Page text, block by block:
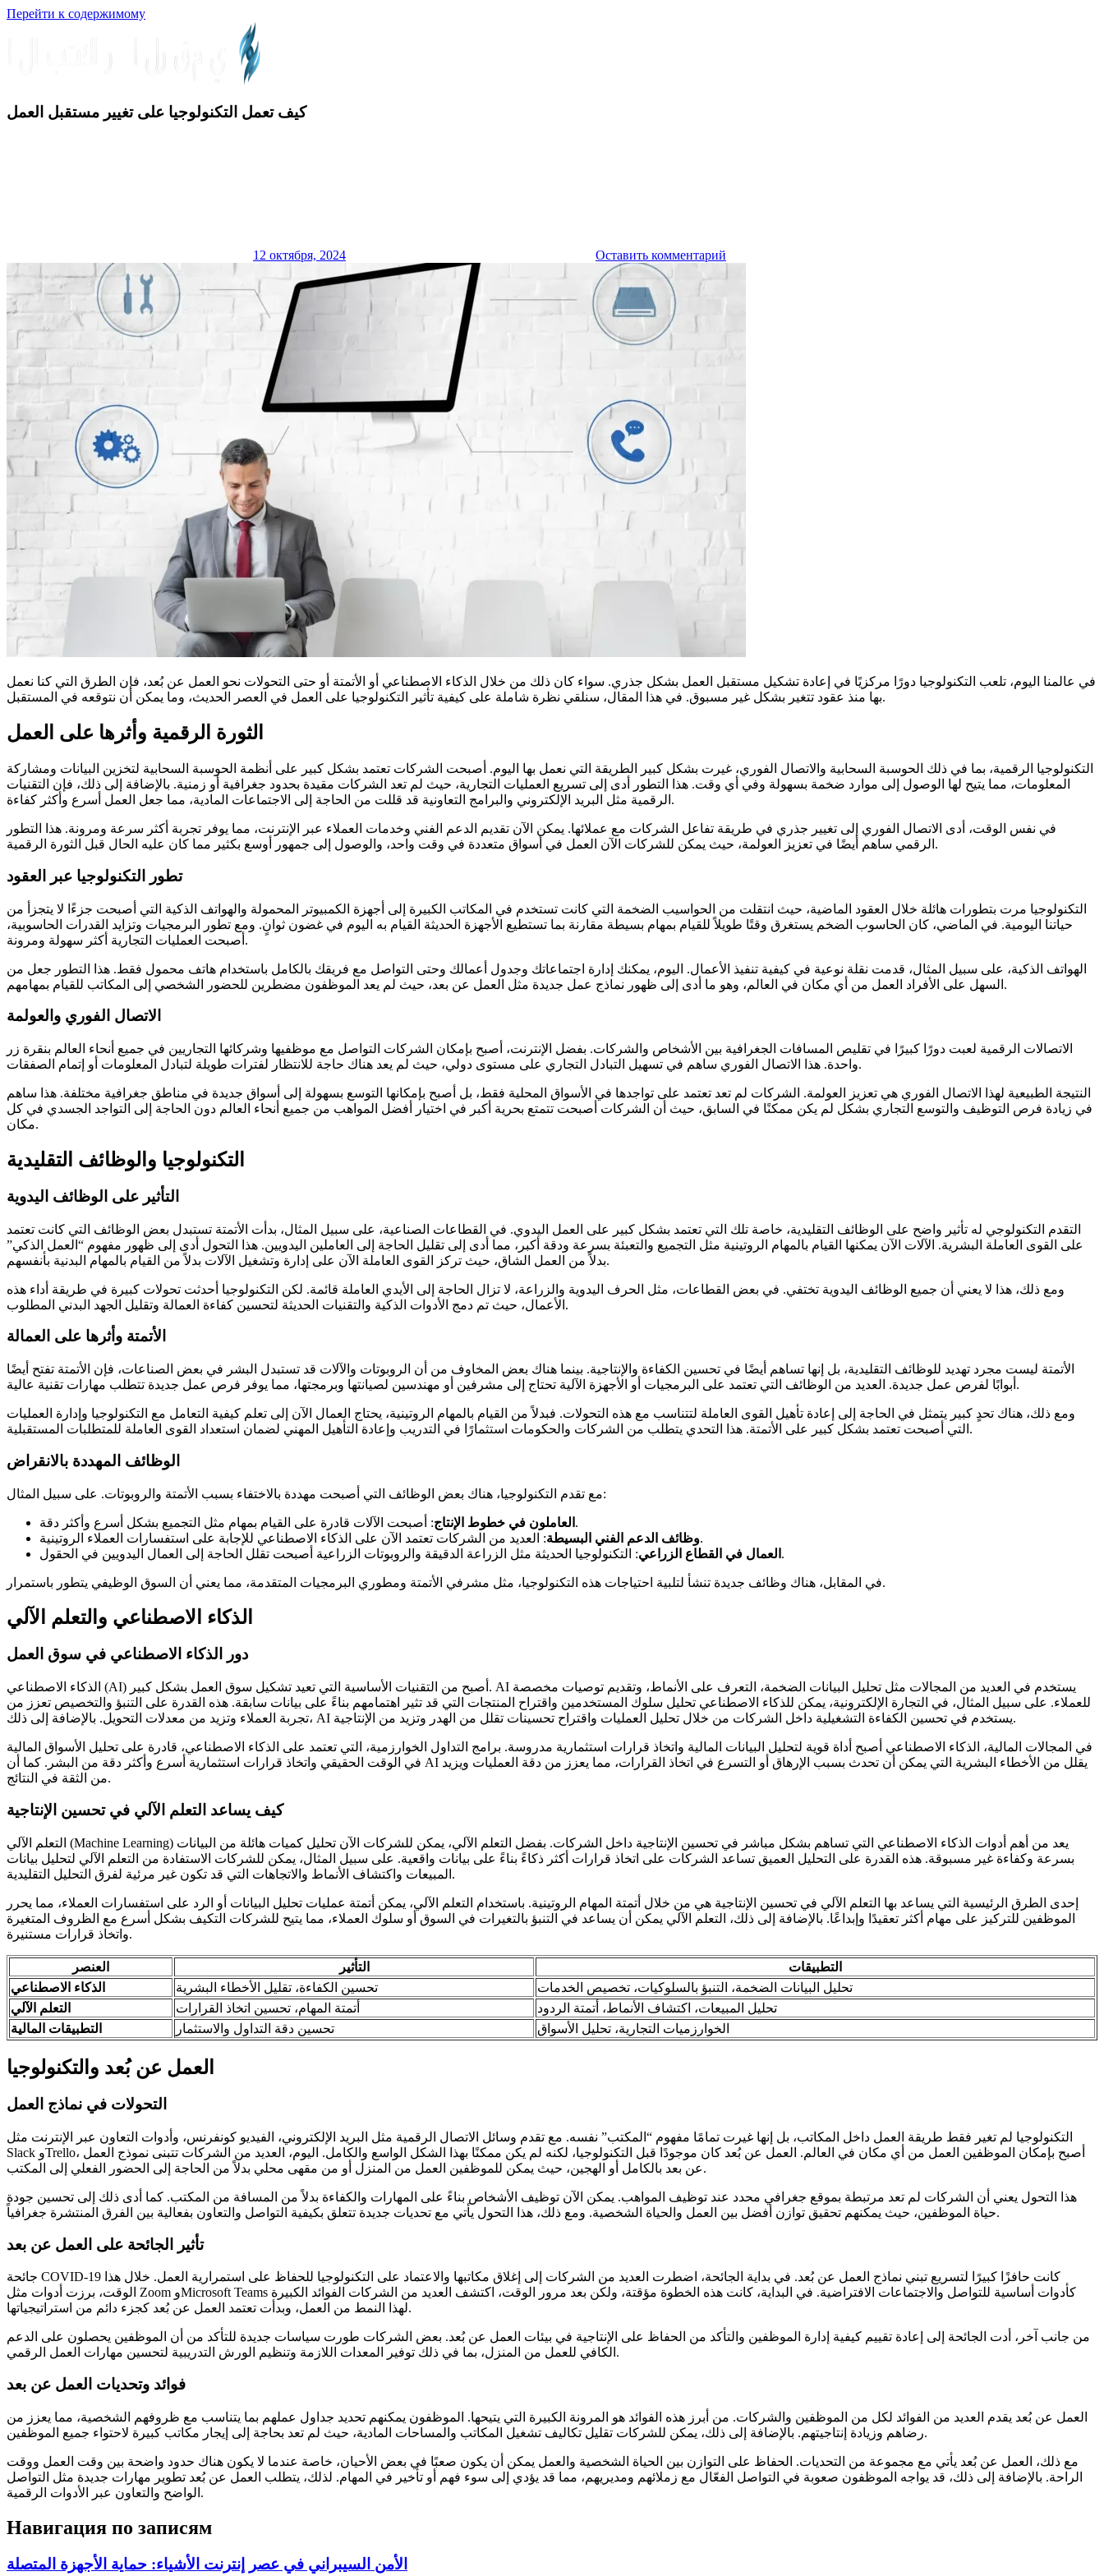
Перейти к содержимому
الابتكار
الرقمي
كيف تعمل التكنولوجيا على تغيير مستقبل العمل
12 октября, 2024 Оставить комментарий
في عالمنا اليوم، تلعب التكنولوجيا دورًا مركزيًا في إعادة تشكيل مستقبل العمل بشكل جذري. سواء كان ذلك من خلال الذكاء الاصطناعي أو الأتمتة أو حتى التحولات نحو العمل عن بُعد، فإن الطرق التي كنا نعمل
بها منذ عقود تتغير بشكل غير مسبوق. في هذا المقال، سنلقي نظرة شاملة على كيفية تأثير التكنولوجيا على العمل في العصر الحديث، وما يمكن أن نتوقعه في المستقبل.
الثورة الرقمية وأثرها على العمل
التكنولوجيا الرقمية، بما في ذلك الحوسبة السحابية والاتصال الفوري، غيرت بشكل كبير الطريقة التي نعمل بها اليوم. أصبحت الشركات تعتمد بشكل كبير على أنظمة الحوسبة السحابية لتخزين البيانات ومشاركة
المعلومات، مما يتيح لها الوصول إلى موارد ضخمة بسهولة وفي أي وقت. هذا التطور أدى إلى تسريع العمليات التجارية، حيث لم تعد الشركات مقيدة بحدود جغرافية أو زمنية. بالإضافة إلى ذلك، فإن التقنيات
الرقمية مثل البريد الإلكتروني والبرامج التعاونية قد قللت من الحاجة إلى الاجتماعات المادية، مما جعل العمل أسرع وأكثر كفاءة.
في نفس الوقت، أدى الاتصال الفوري إلى تغيير جذري في طريقة تفاعل الشركات مع عملائها. يمكن الآن تقديم الدعم الفني وخدمات العملاء عبر الإنترنت، مما يوفر تجربة أكثر سرعة ومرونة. هذا التطور
الرقمي ساهم أيضًا في تعزيز العولمة، حيث يمكن للشركات الآن العمل في أسواق متعددة في وقت واحد، والوصول إلى جمهور أوسع بكثير مما كان عليه الحال قبل الثورة الرقمية.
تطور التكنولوجيا عبر العقود
التكنولوجيا مرت بتطورات هائلة خلال العقود الماضية، حيث انتقلت من الحواسيب الضخمة التي كانت تستخدم في المكاتب الكبيرة إلى أجهزة الكمبيوتر المحمولة والهواتف الذكية التي أصبحت جزءًا لا يتجزأ من
حياتنا اليومية. في الماضي، كان الحاسوب الضخم يستغرق وقتًا طويلاً للقيام بمهام بسيطة مقارنة بما تستطيع الأجهزة الحديثة القيام به اليوم في غضون ثوانٍ. ومع تطور البرمجيات وتزايد القدرات الحاسوبية،
أصبحت العمليات التجارية أكثر سهولة ومرونة.
الهواتف الذكية، على سبيل المثال، قدمت نقلة نوعية في كيفية تنفيذ الأعمال. اليوم، يمكنك إدارة اجتماعاتك وجدول أعمالك وحتى التواصل مع فريقك بالكامل باستخدام هاتف محمول فقط. هذا التطور جعل من
السهل على الأفراد العمل من أي مكان في العالم، وهو ما أدى إلى ظهور نماذج عمل جديدة مثل العمل عن بعد، حيث لم يعد الموظفون مضطرين للحضور الشخصي إلى المكاتب للقيام بمهامهم.
الاتصال الفوري والعولمة
الاتصالات الرقمية لعبت دورًا كبيرًا في تقليص المسافات الجغرافية بين الأشخاص والشركات. بفضل الإنترنت، أصبح بإمكان الشركات التواصل مع موظفيها وشركائها التجاريين في جميع أنحاء العالم بنقرة زر
واحدة. هذا الاتصال الفوري ساهم في تسهيل التبادل التجاري على مستوى دولي، حيث لم يعد هناك حاجة للانتظار لفترات طويلة لتبادل المعلومات أو إتمام الصفقات.
النتيجة الطبيعية لهذا الاتصال الفوري هي تعزيز العولمة. الشركات لم تعد تعتمد على تواجدها في الأسواق المحلية فقط، بل أصبح بإمكانها التوسع بسهولة إلى أسواق جديدة في مناطق جغرافية مختلفة. هذا ساهم
في زيادة فرص التوظيف والتوسع التجاري بشكل لم يكن ممكنًا في السابق، حيث أن الشركات أصبحت تتمتع بحرية أكبر في اختيار أفضل المواهب من جميع أنحاء العالم دون الحاجة إلى التواجد الجسدي في كل
مكان.
التكنولوجيا والوظائف التقليدية
التأثير على الوظائف اليدوية
التقدم التكنولوجي له تأثير واضح على الوظائف التقليدية، خاصة تلك التي تعتمد بشكل كبير على العمل اليدوي. في القطاعات الصناعية، على سبيل المثال، بدأت الأتمتة تستبدل بعض الوظائف التي كانت تعتمد
على القوى العاملة البشرية. الآلات الآن يمكنها القيام بالمهام الروتينية مثل التجميع والتعبئة بسرعة ودقة أكبر، مما أدى إلى تقليل الحاجة إلى العاملين اليدويين. هذا التحول أدى إلى ظهور مفهوم “العمل الذكي”
بدلاً من العمل الشاق، حيث تركز القوى العاملة الآن على إدارة وتشغيل الآلات بدلاً من القيام بالمهام البدنية بأنفسهم.
ومع ذلك، هذا لا يعني أن جميع الوظائف اليدوية تختفي. في بعض القطاعات، مثل الحرف اليدوية والزراعة، لا تزال الحاجة إلى الأيدي العاملة قائمة. لكن التكنولوجيا أحدثت تحولات كبيرة في طريقة أداء هذه
الأعمال، حيث تم دمج الأدوات الذكية والتقنيات الحديثة لتحسين كفاءة العمالة وتقليل الجهد البدني المطلوب.
الأتمتة وأثرها على العمالة
الأتمتة ليست مجرد تهديد للوظائف التقليدية، بل إنها تساهم أيضًا في تحسين الكفاءة والإنتاجية. بينما هناك بعض المخاوف من أن الروبوتات والآلات قد تستبدل البشر في بعض الصناعات، فإن الأتمتة تفتح أيضًا
أبوابًا لفرص عمل جديدة. العديد من الوظائف التي تعتمد على البرمجيات أو الأجهزة الآلية تحتاج إلى مشرفين أو مهندسين لصيانتها وبرمجتها، مما يوفر فرص عمل جديدة تتطلب مهارات تقنية عالية.
ومع ذلك، هناك تحدٍ كبير يتمثل في الحاجة إلى إعادة تأهيل القوى العاملة لتتناسب مع هذه التحولات. فبدلاً من القيام بالمهام الروتينية، يحتاج العمال الآن إلى تعلم كيفية التعامل مع التكنولوجيا وإدارة العمليات
التي أصبحت تعتمد بشكل كبير على الأتمتة. هذا التحدي يتطلب من الشركات والحكومات استثمارًا في التدريب وإعادة التأهيل المهني لضمان استعداد القوى العاملة للمتطلبات المستقبلية.
الوظائف المهددة بالانقراض
مع تقدم التكنولوجيا، هناك بعض الوظائف التي أصبحت مهددة بالاختفاء بسبب الأتمتة والروبوتات. على سبيل المثال:
العاملون في خطوط الإنتاج : أصبحت الآلات قادرة على القيام بمهام مثل التجميع بشكل أسرع وأكثر دقة.
وظائف الدعم الفني البسيطة: العديد من الشركات تعتمد الآن على الذكاء الاصطناعي للإجابة على استفسارات العملاء الروتينية.
العمال في القطاع الزراعي : التكنولوجيا الحديثة مثل الزراعة الدقيقة والروبوتات الزراعية أصبحت تقلل الحاجة إلى العمال اليدويين في الحقول.
في المقابل، هناك وظائف جديدة تنشأ لتلبية احتياجات هذه التكنولوجيا، مثل مشرفي الأتمتة ومطوري البرمجيات المتقدمة، مما يعني أن السوق الوظيفي يتطور باستمرار.
الذكاء الاصطناعي والتعلم الآلي
دور الذكاء الاصطناعي في سوق العمل
الذكاء الاصطناعي (AI) أصبح من التقنيات الأساسية التي تعيد تشكيل سوق العمل بشكل كبير. AI يستخدم في العديد من المجالات مثل تحليل البيانات الضخمة، التعرف على الأنماط، وتقديم توصيات مخصصة
للعملاء. على سبيل المثال، في التجارة الإلكترونية، يمكن للذكاء الاصطناعي تحليل سلوك المستخدمين واقتراح المنتجات التي قد تثير اهتمامهم بناءً على بيانات سابقة. هذه القدرة على التنبؤ والتخصيص تعزز من
تجربة العملاء وتزيد من معدلات التحويل. بالإضافة إلى ذلك، AI يستخدم في تحسين الكفاءة التشغيلية داخل الشركات من خلال تحليل العمليات واقتراح تحسينات تقلل من الهدر وتزيد من الإنتاجية.
في المجالات المالية، الذكاء الاصطناعي أصبح أداة قوية لتحليل البيانات المالية واتخاذ قرارات استثمارية مدروسة. برامج التداول الخوارزمية، التي تعتمد على الذكاء الاصطناعي، قادرة على تحليل الأسواق المالية
في الوقت الحقيقي واتخاذ قرارات استثمارية أسرع وأكثر دقة من البشر. كما أن AI يقلل من الأخطاء البشرية التي يمكن أن تحدث بسبب الإرهاق أو التسرع في اتخاذ القرارات، مما يعزز من دقة العمليات ويزيد
من الثقة في النتائج.
كيف يساعد التعلم الآلي في تحسين الإنتاجية
التعلم الآلي (Machine Learning) يعد من أهم أدوات الذكاء الاصطناعي التي تساهم بشكل مباشر في تحسين الإنتاجية داخل الشركات. بفضل التعلم الآلي، يمكن للشركات الآن تحليل كميات هائلة من البيانات
بسرعة وكفاءة غير مسبوقة. هذه القدرة على التحليل العميق تساعد الشركات على اتخاذ قرارات أكثر ذكاءً بناءً على بيانات واقعية. على سبيل المثال، يمكن للشركات الاستفادة من التعلم الآلي لتحليل بيانات
المبيعات واكتشاف الأنماط والاتجاهات التي قد تكون غير مرئية لفرق التحليل التقليدية.
إحدى الطرق الرئيسية التي يساعد بها التعلم الآلي في تحسين الإنتاجية هي من خلال أتمتة المهام الروتينية. باستخدام التعلم الآلي، يمكن أتمتة عمليات تحليل البيانات أو الرد على استفسارات العملاء، مما يحرر
الموظفين للتركيز على مهام أكثر تعقيدًا وإبداعًا. بالإضافة إلى ذلك، التعلم الآلي يمكن أن يساعد في التنبؤ بالتغيرات في السوق أو سلوك العملاء، مما يتيح للشركات التكيف بشكل أسرع مع الظروف المتغيرة
واتخاذ قرارات مستنيرة.
العنصر التأثير
التطبيقات
الذكاء الاصطناعي
تحسين الكفاءة، تقليل الأخطاء البشرية
تحليل البيانات الضخمة، التنبؤ بالسلوكيات، تخصيص الخدمات
التعلم الآلي
أتمتة المهام، تحسين اتخاذ القرارات
تحليل المبيعات، اكتشاف الأنماط، أتمتة الردود
التطبيقات المالية
تحسين دقة التداول والاستثمار الخوارزميات التجارية، تحليل الأسواق
العمل عن بُعد والتكنولوجيا
التحولات في نماذج العمل
التكنولوجيا لم تغير فقط طريقة العمل داخل المكاتب، بل إنها غيرت تمامًا مفهوم “المكتب” نفسه. مع تقدم وسائل الاتصال الرقمية مثل البريد الإلكتروني، الفيديو كونفرنس، وأدوات التعاون عبر الإنترنت مثل
Slack وTrello، أصبح بإمكان الموظفين العمل من أي مكان في العالم. العمل عن بُعد كان موجودًا قبل التكنولوجيا، لكنه لم يكن ممكنًا بهذا الشكل الواسع والكامل. اليوم، العديد من الشركات تتبنى نموذج العمل
عن بعد بالكامل أو الهجين، حيث يمكن للموظفين العمل من المنزل أو من مقهى محلي بدلاً من الحاجة إلى الحضور الفعلي إلى المكتب.
هذا التحول يعني أن الشركات لم تعد مرتبطة بموقع جغرافي محدد عند توظيف المواهب. يمكن الآن توظيف الأشخاص بناءً على المهارات والكفاءة بدلاً من المسافة من المكتب. كما أدى ذلك إلى تحسين جودة
حياة الموظفين، حيث يمكنهم تحقيق توازن أفضل بين العمل والحياة الشخصية. ومع ذلك، هذا التحول يأتي مع تحديات جديدة تتعلق بكيفية التواصل والتعاون بفعالية بين الفرق المنتشرة جغرافياً.
تأثير الجائحة على العمل عن بعد
جائحة COVID-19 كانت حافزًا كبيرًا لتسريع تبني نماذج العمل عن بُعد. في بداية الجائحة، اضطرت العديد من الشركات إلى إغلاق مكاتبها والاعتماد على التكنولوجيا للحفاظ على استمرارية العمل. خلال هذا
الوقت، برزت أدوات مثل Zoom وMicrosoft Teams كأدوات أساسية للتواصل والاجتماعات الافتراضية. في البداية، كانت هذه الخطوة مؤقتة، ولكن بعد مرور الوقت، اكتشف العديد من الشركات الفوائد الكبيرة
لهذا النمط من العمل، وبدأت تعتمد العمل عن بُعد كجزء دائم من استراتيجياتها.
من جانب آخر، أدت الجائحة إلى إعادة تقييم كيفية إدارة الموظفين والتأكد من الحفاظ على الإنتاجية في بيئات العمل عن بُعد. بعض الشركات طورت سياسات جديدة للتأكد من أن الموظفين يحصلون على الدعم
الكافي للعمل من المنزل، بما في ذلك توفير المعدات اللازمة وتنظيم الورش التدريبية لتحسين مهارات العمل الرقمي.
فوائد وتحديات العمل عن بعد
العمل عن بُعد يقدم العديد من الفوائد لكل من الموظفين والشركات. من أبرز هذه الفوائد هو المرونة الكبيرة التي يتيحها. الموظفون يمكنهم تحديد جداول عملهم بما يتناسب مع ظروفهم الشخصية، مما يعزز من
رضاهم وزيادة إنتاجيتهم. بالإضافة إلى ذلك، يمكن للشركات تقليل تكاليف تشغيل المكاتب والمساحات المادية، حيث لم تعد بحاجة إلى إيجار مكاتب كبيرة لاحتواء جميع الموظفين.
مع ذلك، العمل عن بُعد يأتي مع مجموعة من التحديات. الحفاظ على التوازن بين الحياة الشخصية والعمل يمكن أن يكون صعبًا في بعض الأحيان، خاصة عندما لا يكون هناك حدود واضحة بين وقت العمل ووقت
الراحة. بالإضافة إلى ذلك، قد يواجه الموظفون صعوبة في التواصل الفعّال مع زملائهم ومديريهم، مما قد يؤدي إلى سوء فهم أو تأخير في المهام. لذلك، يتطلب العمل عن بُعد تطوير مهارات جديدة مثل التواصل
الواضح والتعاون عبر الأدوات الرقمية.
Навигация по записям
الأمن السيبراني في عصر إنترنت الأشياء: حماية الأجهزة المتصلة